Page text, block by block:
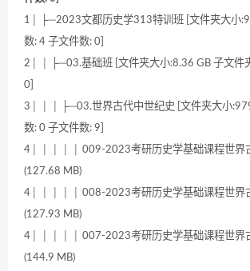
1│ ├─2023文都历史学313特训班 [文件夹大小
数: 4 子文件数: 0]
2│ │ ├─03.基础班 [文件夹大小:8.36 GB 子文件
0]
3│ │ │ ├─03.世界古代中世纪史 [文件夹大小
数: 0 子文件数: 9]
4│ │ │ │ │ 009-2023考研历史学基础课程世界
(127.68 MB)
4│ │ │ │ │ 008-2023考研历史学基础课程世界
(127.93 MB)
4│ │ │ │ │ 007-2023考研历史学基础课程世界
(144.9 MB)